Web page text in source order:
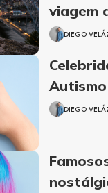
viagem
DIEGO
DIEGO